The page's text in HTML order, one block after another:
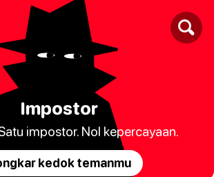
Impostor
impostor. Nol kepercayaan.
kedok temanmu